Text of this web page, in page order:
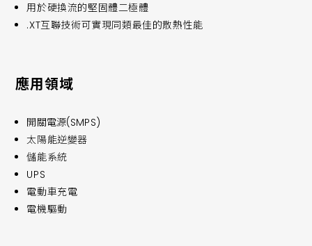
用於硬換流的堅固體二極體
.XT互聯技術可實現同類最佳的散熱性能
應用領域
開關電源(SMPS)
太陽能逆變器
儲能系統
UPS
電動車充電
電機驅動